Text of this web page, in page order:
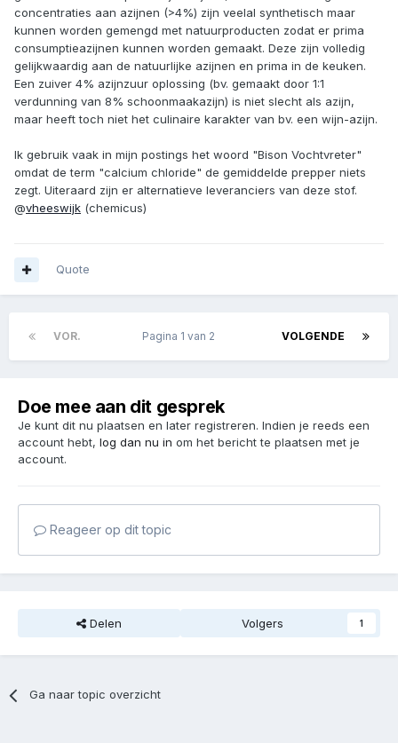
concentraties aan azijnen (>4%) zijn veelal synthetisch maar
kunnen worden gemengd met natuurproducten zodat er prima
consumptieazijnen kunnen worden gemaakt. Deze zijn volledig
gelijkwaardig aan de natuurlijke azijnen en prima in de keuken.
Een zuiver 4% azijnzuur oplossing (bv. gemaakt door 1:1
verdunning van 8% schoonmaakazijn) is niet slecht als azijn,
maar heeft toch niet het culinaire karakter van bv. een wijn-azijn.
Ik gebruik vaak in mijn postings het woord "Bison Vochtvreter"
omdat de term "calcium chloride" de gemiddelde prepper niets
zegt. Uiteraard zijn er alternatieve leveranciers van deze stof.
@vheeswijk (chemicus)
Quote
VOR. VOLGENDE
Pagina 1 van 2
Doe mee aan dit gesprek
Je kunt dit nu plaatsen en later registreren. Indien je reeds een
account hebt, log dan nu in om het bericht te plaatsen met je
account.
Reageer op dit topic
Delen Volgers 1
Ga naar topic overzicht